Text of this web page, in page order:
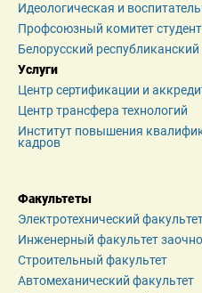
Идеологическая и
Профсоюзный комитет
Белорусский
Услуги
Центр сертификации и
Центр трансфера технологий
Институт повышения
кадров
Факультеты
Электротехнический
Инженерный факультет
Строительный факультет
Автомеханический факультет